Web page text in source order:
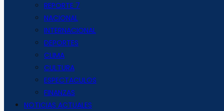
REPORTE 7
NACIONAL
INTERNACIONAL
DEPORTES
CLIMA
CULTURA
ESPECTACULOS
FINANZAS
NOTICIAS ACTUALES